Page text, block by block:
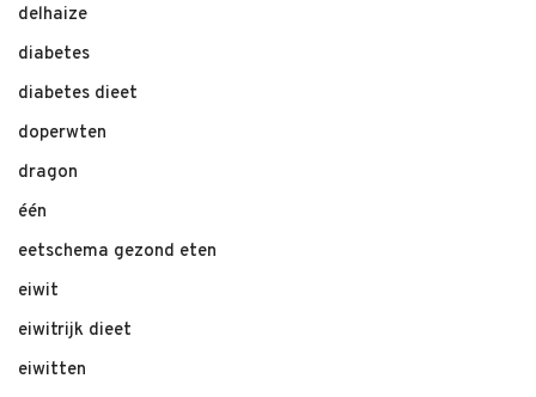
delhaize
diabetes
diabetes dieet
doperwten
dragon
één
eetschema gezond eten
eiwit
eiwitrijk dieet
eiwitten